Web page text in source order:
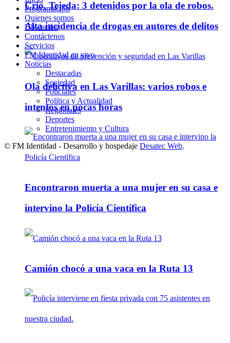
Crio. Tejeda: 3 detenidos por la ola de robos.
Alta incidencia de drogas en autores de delitos
Ola delictiva en Las Varillas: varios robos e
intentos en pocas horas
Encontraron muerta a una mujer en su casa e
intervino la Policía Científica
Camión chocó a una vaca en la Ruta 13
Programación
Quienes somos
Ubicación
Contáctenos
Servicios
FM Identidad en vivo
Noticias
Destacadas
Sociedad
Policiales
Política y Actualidad
Regionales
Deportes
Entretenimiento y Cultura
© FM Identidad - Desarrollo y hospedaje Desatec Web.